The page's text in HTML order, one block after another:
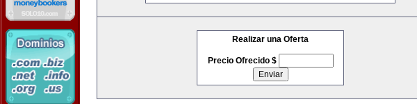
Realizar una Oferta
Precio Ofrecido $